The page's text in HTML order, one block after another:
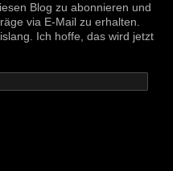
Blog zu abonnieren und
via E-Mail zu erhalten.
Ich hoffe, das wird jetzt